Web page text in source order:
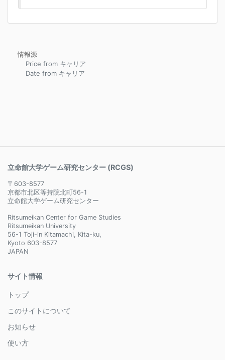
情報源
Price from キャリア
Date from キャリア
立命館大学ゲーム研究センター (RCGS)
〒603-8577
京都市北区等持院北町56-1
立命館大学ゲーム研究センター
Ritsumeikan Center for Game Studies
Ritsumeikan University
56-1 Toji-in Kitamachi, Kita-ku,
Kyoto 603-8577
JAPAN
サイト情報
トップ
このサイトについて
お知らせ
使い方